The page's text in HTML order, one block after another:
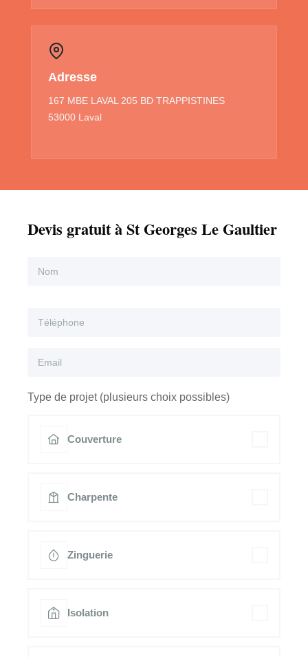
Adresse
167 MBE LAVAL 205 BD TRAPPISTINES
53000 Laval
Devis gratuit à St Georges Le Gaultier
Type de projet (plusieurs choix possibles)
Couverture
Charpente
Zinguerie
Isolation